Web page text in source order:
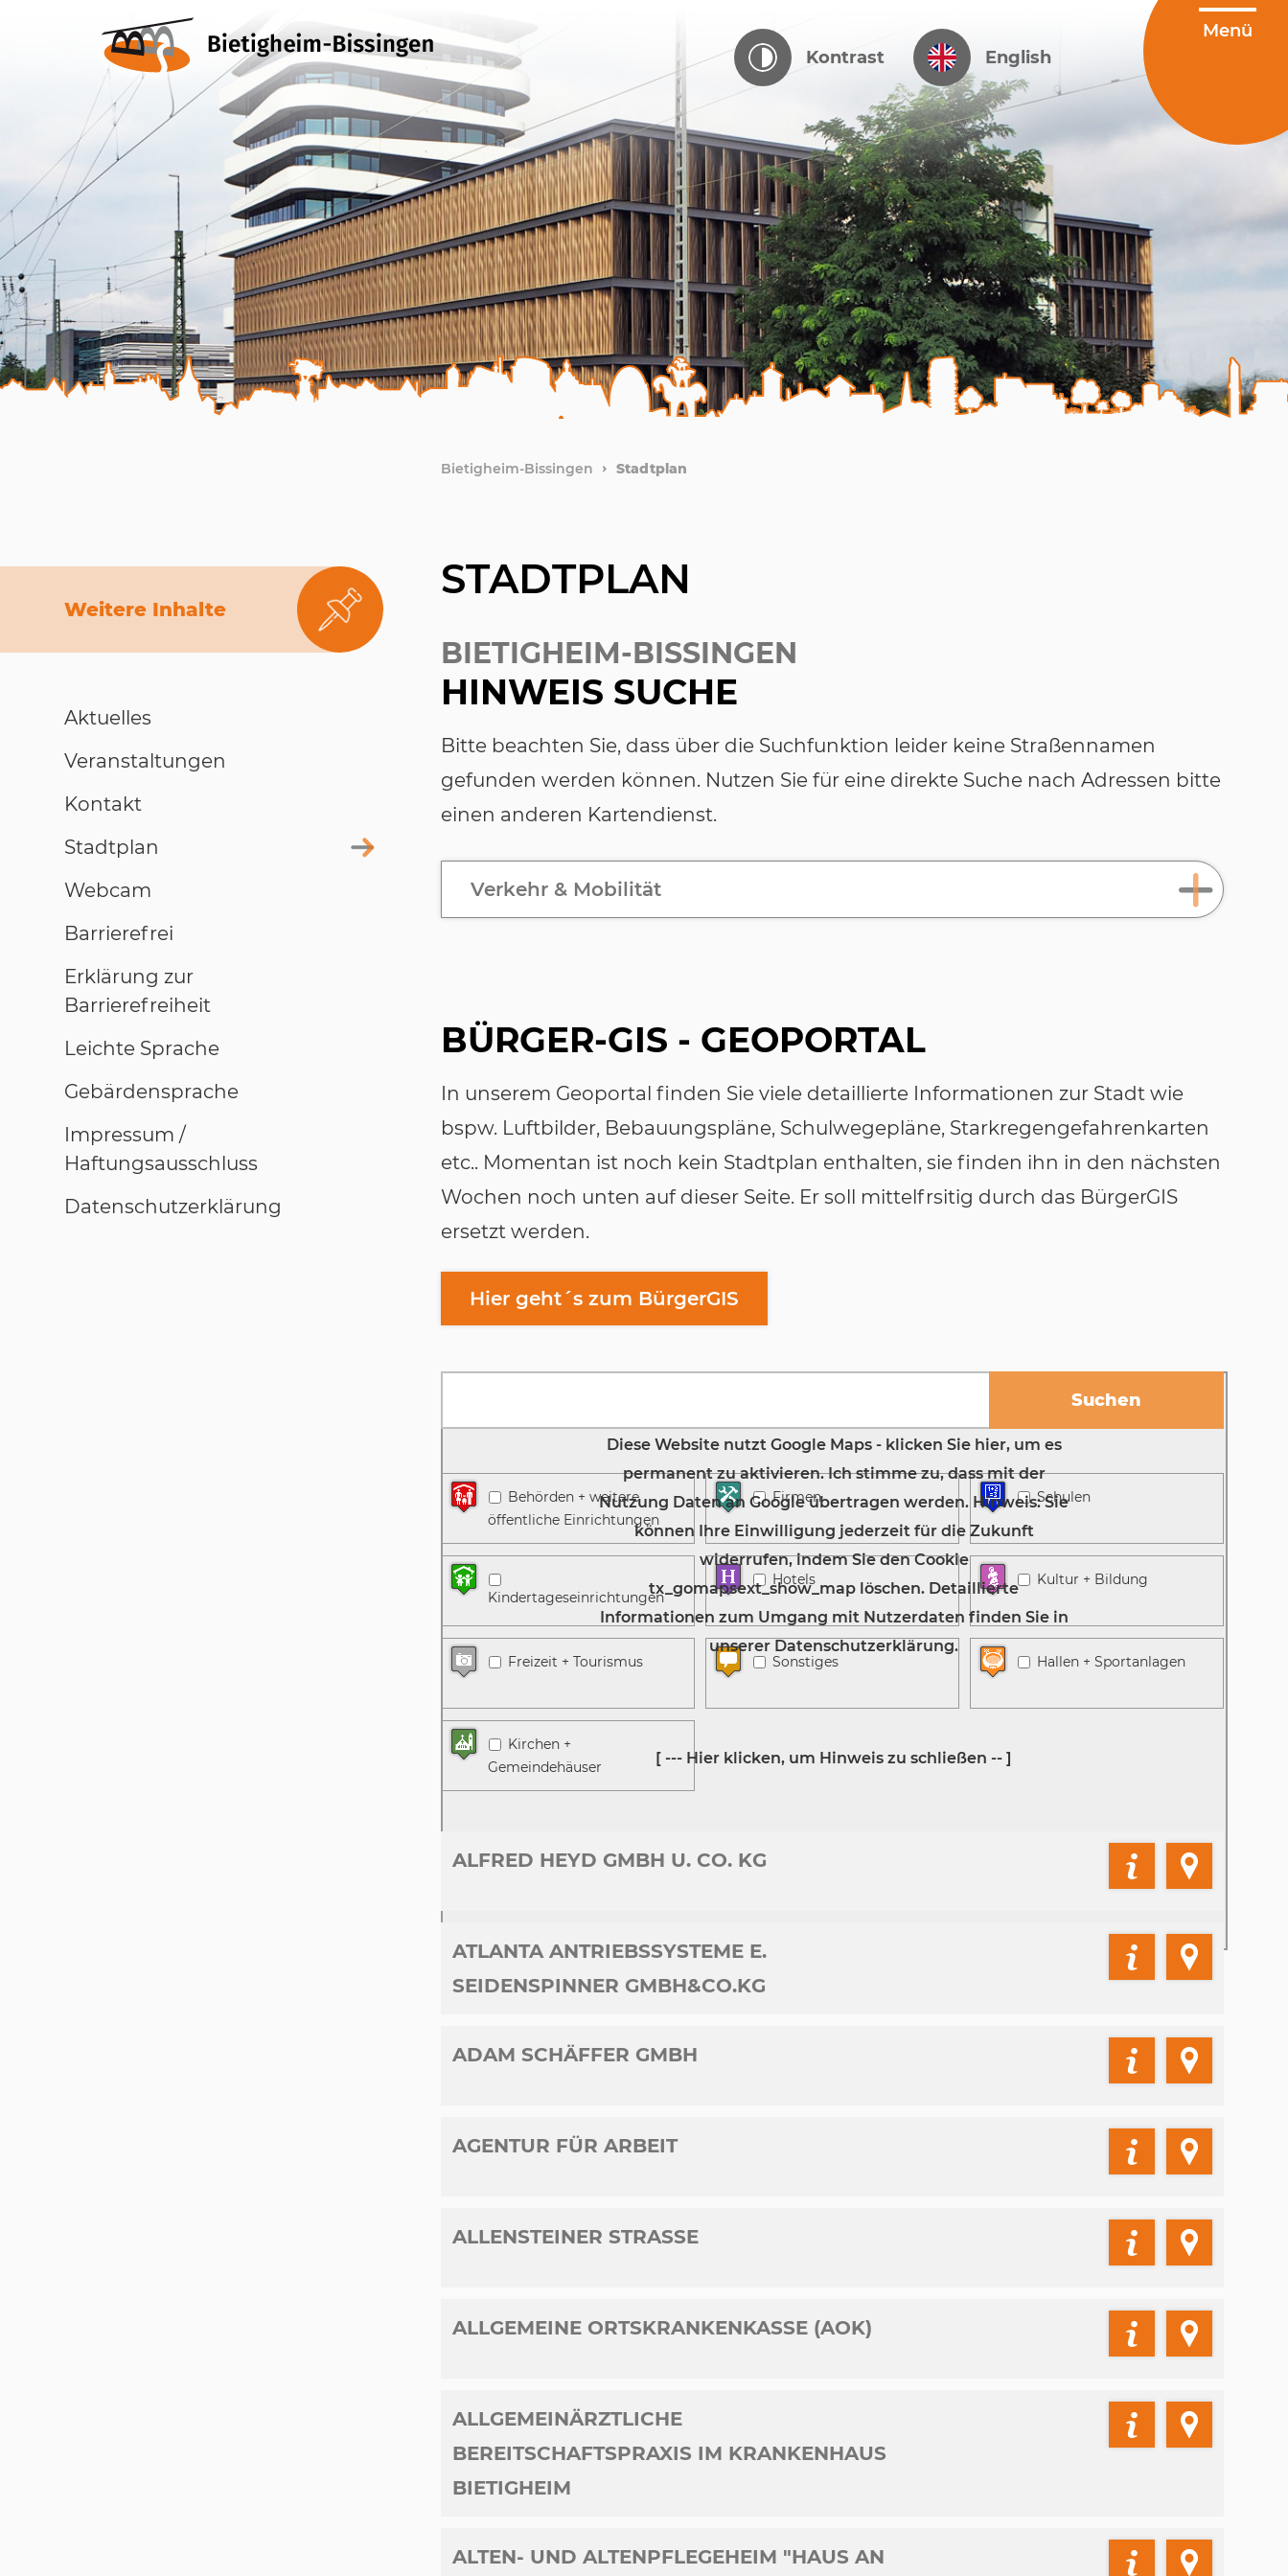
Kontrast English
Bietigheim-Bissingen Stadtplan
STADTPLAN
BIETIGHEIM-BISSINGEN
HINWEIS SUCHE
Bitte beachten Sie, dass über die Suchfunktion leider keine Straßennamen
gefunden werden können. Nutzen Sie für eine direkte Suche nach Adressen bitte
einen anderen Kartendienst.
Verkehr & Mobilität
BÜRGER-GIS - GEOPORTAL
In unserem Geoportal finden Sie viele detaillierte Informationen zur Stadt wie
bspw. Luftbilder, Bebauungspläne, Schulwegepläne, Starkregengefahrenkarten
etc.. Momentan ist noch kein Stadtplan enthalten, sie finden ihn in den nächsten
Wochen noch unten auf dieser Seite. Er soll mittelfrsitig durch das BürgerGIS
ersetzt werden.
Hier geht´s zum BürgerGIS
Behörden + weitere
öffentliche Einrichtungen
Firmen Schulen
Kindertageseinrichtungen
Hotels Kultur + Bildung
Freizeit + Tourismus Sonstiges Hallen + Sportanlagen
Kirchen +
Gemeindehäuser
ALFRED HEYD GMBH U. CO. KG
ATLANTA ANTRIEBSSYSTEME E.
SEIDENSPINNER GMBH&CO.KG
ADAM SCHÄFFER GMBH
AGENTUR FÜR ARBEIT
ALLENSTEINER STRASSE
ALLGEMEINE ORTSKRANKENKASSE (AOK)
ALLGEMEINÄRZTLICHE
BEREITSCHAFTSPRAXIS IM KRANKENHAUS
BIETIGHEIM
ALTEN- UND ALTENPFLEGEHEIM "HAUS AN
Weitere Inhalte
Aktuelles
Veranstaltungen
Kontakt
Stadtplan
Webcam
Barrierefrei
Erklärung zur
Barrierefreiheit
Leichte Sprache
Gebärdensprache
Impressum /
Haftungsausschluss
Datenschutzerklärung